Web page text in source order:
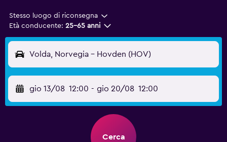
Stesso luogo di riconsegna
Età conducente: 25-65 anni
Volda, Norvegia - Hovden (HOV)
gio 13/08 12:00 - gio 20/08 12:00
Cerca